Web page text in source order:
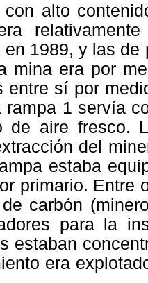
con alto
en 1989, y las
mina era por
entre sí por
rampa 1 servía
de aire fresco.
del
estaba
primario. Entre
carbón
para la
estaban
era